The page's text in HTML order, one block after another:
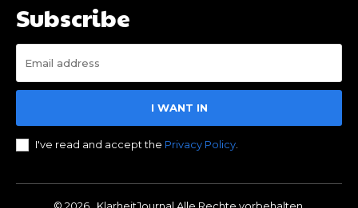
Subscribe
I WANT IN
I've read and accept the Privacy Policy